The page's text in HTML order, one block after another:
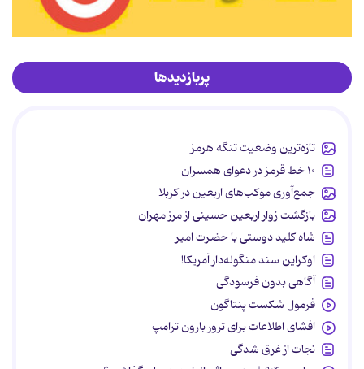
پربازدیدها
تازه‌ترین وضعیت تنگه هرمز
۱۰ خط قرمز در دعوای همسران
جمع‌آوری موکب‌های اربعین در کربلا
بازگشت زوار اربعین حسینی از مرز مهران
شاه کلید دوستی با حضرت امیر
اوکراین سند منگوله‌دار آمریکا!
آگاهی بدون فرسودگی
فرمول شکست پنتاگون
افشای اطلاعات برای ترور بارون ترامپ
نجات از غرق شدگی